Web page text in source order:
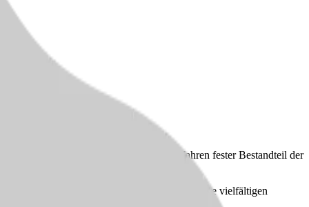
in Mössingen und ist seit vielen Jahren fester Bestandteil der
Gemeinschaft vereint.
Unterstützung im häuslichen Umfeld. Unsere vielfältigen